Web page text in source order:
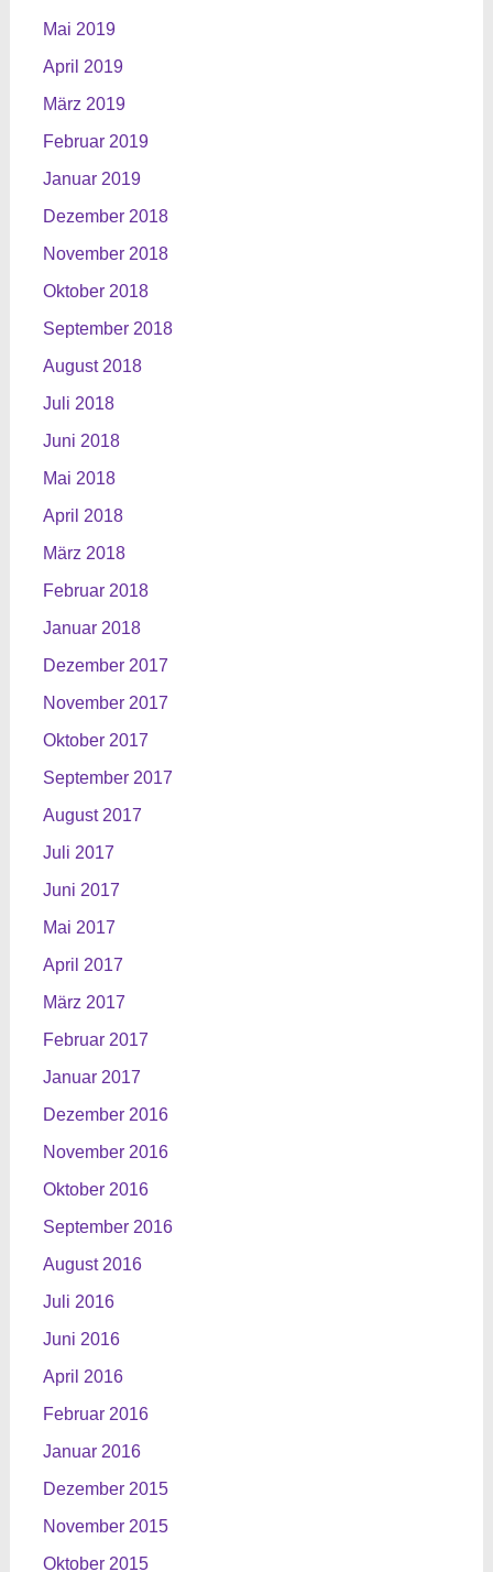
Mai 2019
April 2019
März 2019
Februar 2019
Januar 2019
Dezember 2018
November 2018
Oktober 2018
September 2018
August 2018
Juli 2018
Juni 2018
Mai 2018
April 2018
März 2018
Februar 2018
Januar 2018
Dezember 2017
November 2017
Oktober 2017
September 2017
August 2017
Juli 2017
Juni 2017
Mai 2017
April 2017
März 2017
Februar 2017
Januar 2017
Dezember 2016
November 2016
Oktober 2016
September 2016
August 2016
Juli 2016
Juni 2016
April 2016
Februar 2016
Januar 2016
Dezember 2015
November 2015
Oktober 2015